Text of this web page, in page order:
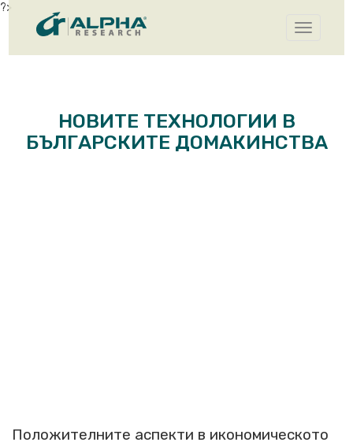
Toggle
?>
НОВИТЕ ТЕХНОЛОГИИ В
БЪЛГАРСКИТЕ ДОМАКИНСТВА
Положителните аспекти в икономическото